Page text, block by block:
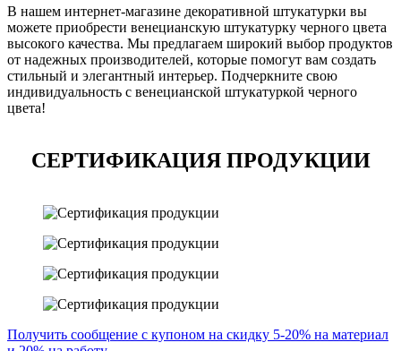
В нашем интернет-магазине декоративной штукатурки вы
можете приобрести венецианскую штукатурку черного цвета
высокого качества. Мы предлагаем широкий выбор продуктов
от надежных производителей, которые помогут вам создать
стильный и элегантный интерьер. Подчеркните свою
индивидуальность с венецианской штукатуркой черного
цвета!
СЕРТИФИКАЦИЯ ПРОДУКЦИИ
Получить сообщение с купоном на скидку 5-20% на материал